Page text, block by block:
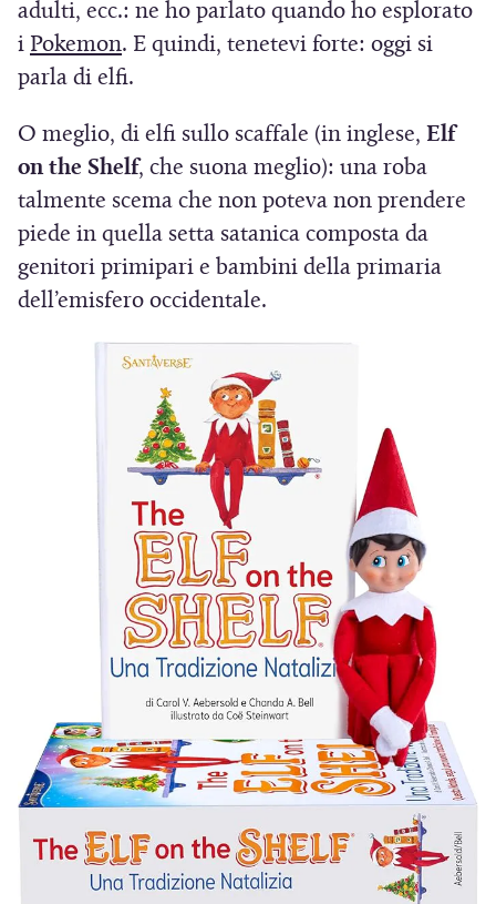
v
a
o
v
s
)
a
n
v
a
adulti, ecc.: ne ho parlato quando ho esplorato
i Pokemon(
S
a
p
r
e
i
n
u
n
u
o
f
i
n
s
t
r
a
)
. E quindi, tenetevi forte: oggi si
parla di elfi.
O meglio, di elfi sullo scaffale (in inglese, Elf
on the Shelf, che suona meglio): una roba
talmente scema che non poteva non prendere
piede in quella setta satanica composta da
genitori primipari e bambini della primaria
dell’emisfero occidentale.